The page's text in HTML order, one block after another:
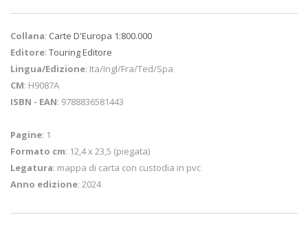
Collana: Carte D'Europa 1:800.000
Editore: Touring Editore
Lingua/Edizione: Ita/Ingl/Fra/Ted/Spa
CM: H9087A
ISBN - EAN: 9788836581443
Pagine: 1
Formato cm: 12,4 x 23,5 (piegata)
Legatura: mappa di carta con custodia in pvc
Anno edizione: 2024